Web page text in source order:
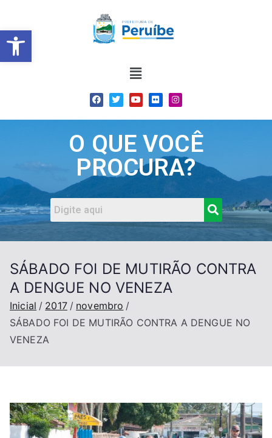
Barra de Ferramentas
O QUE VOCÊ
PROCURA?
SÁBADO FOI DE MUTIRÃO CONTRA
A DENGUE NO VENEZA
Inicial 2017
novembro
SÁBADO FOI DE MUTIRÃO CONTRA A DENGUE NO
VENEZA